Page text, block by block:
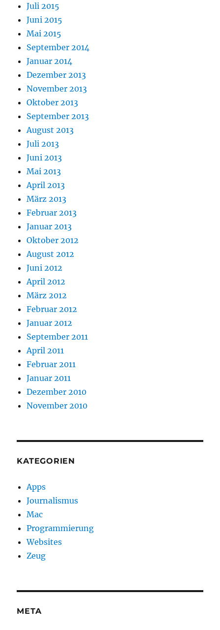
Juli 2015
Juni 2015
Mai 2015
September 2014
Januar 2014
Dezember 2013
November 2013
Oktober 2013
September 2013
August 2013
Juli 2013
Juni 2013
Mai 2013
April 2013
März 2013
Februar 2013
Januar 2013
Oktober 2012
August 2012
Juni 2012
April 2012
März 2012
Februar 2012
Januar 2012
September 2011
April 2011
Februar 2011
Januar 2011
Dezember 2010
November 2010
KATEGORIEN
Apps
Journalismus
Mac
Programmierung
Websites
Zeug
META